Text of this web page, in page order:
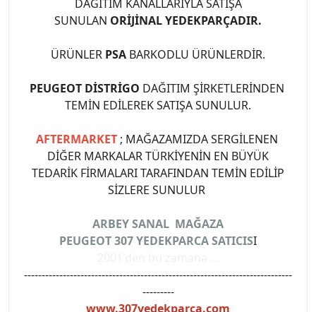
DAĞITIM KANALLARIYLA SATIŞA
SUNULAN ORİJİNAL YEDEKPARÇADIR.
ÜRÜNLER PSA BARKODLU ÜRÜNLERDİR.
PEUGEOT DİSTRİGO DAĞITIM ŞİRKETLERİNDEN
TEMİN EDİLEREK SATIŞA SUNULUR.
AFTERMARKET ; MAĞAZAMIZDA SERGİLENEN
DİĞER MARKALAR TÜRKİYENİN EN BÜYÜK
TEDARİK FİRMALARI TARAFINDAN TEMİN EDİLİP
SİZLERE SUNULUR
ARBEY SANAL MAĞAZA
PEUGEOT 307 YEDEKPARCA SATICISI
----------------------------------------------------------------------------
---------
www.307yedekparca.com